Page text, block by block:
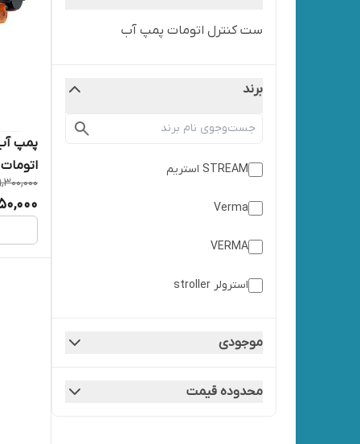
ست کنترل اتومات پمپ آب
برند
STREAM استریم
Verma
VERMA
استرولر stroller
اسکواردی SQUARE
موجودی
محدوده قیمت
پمپ